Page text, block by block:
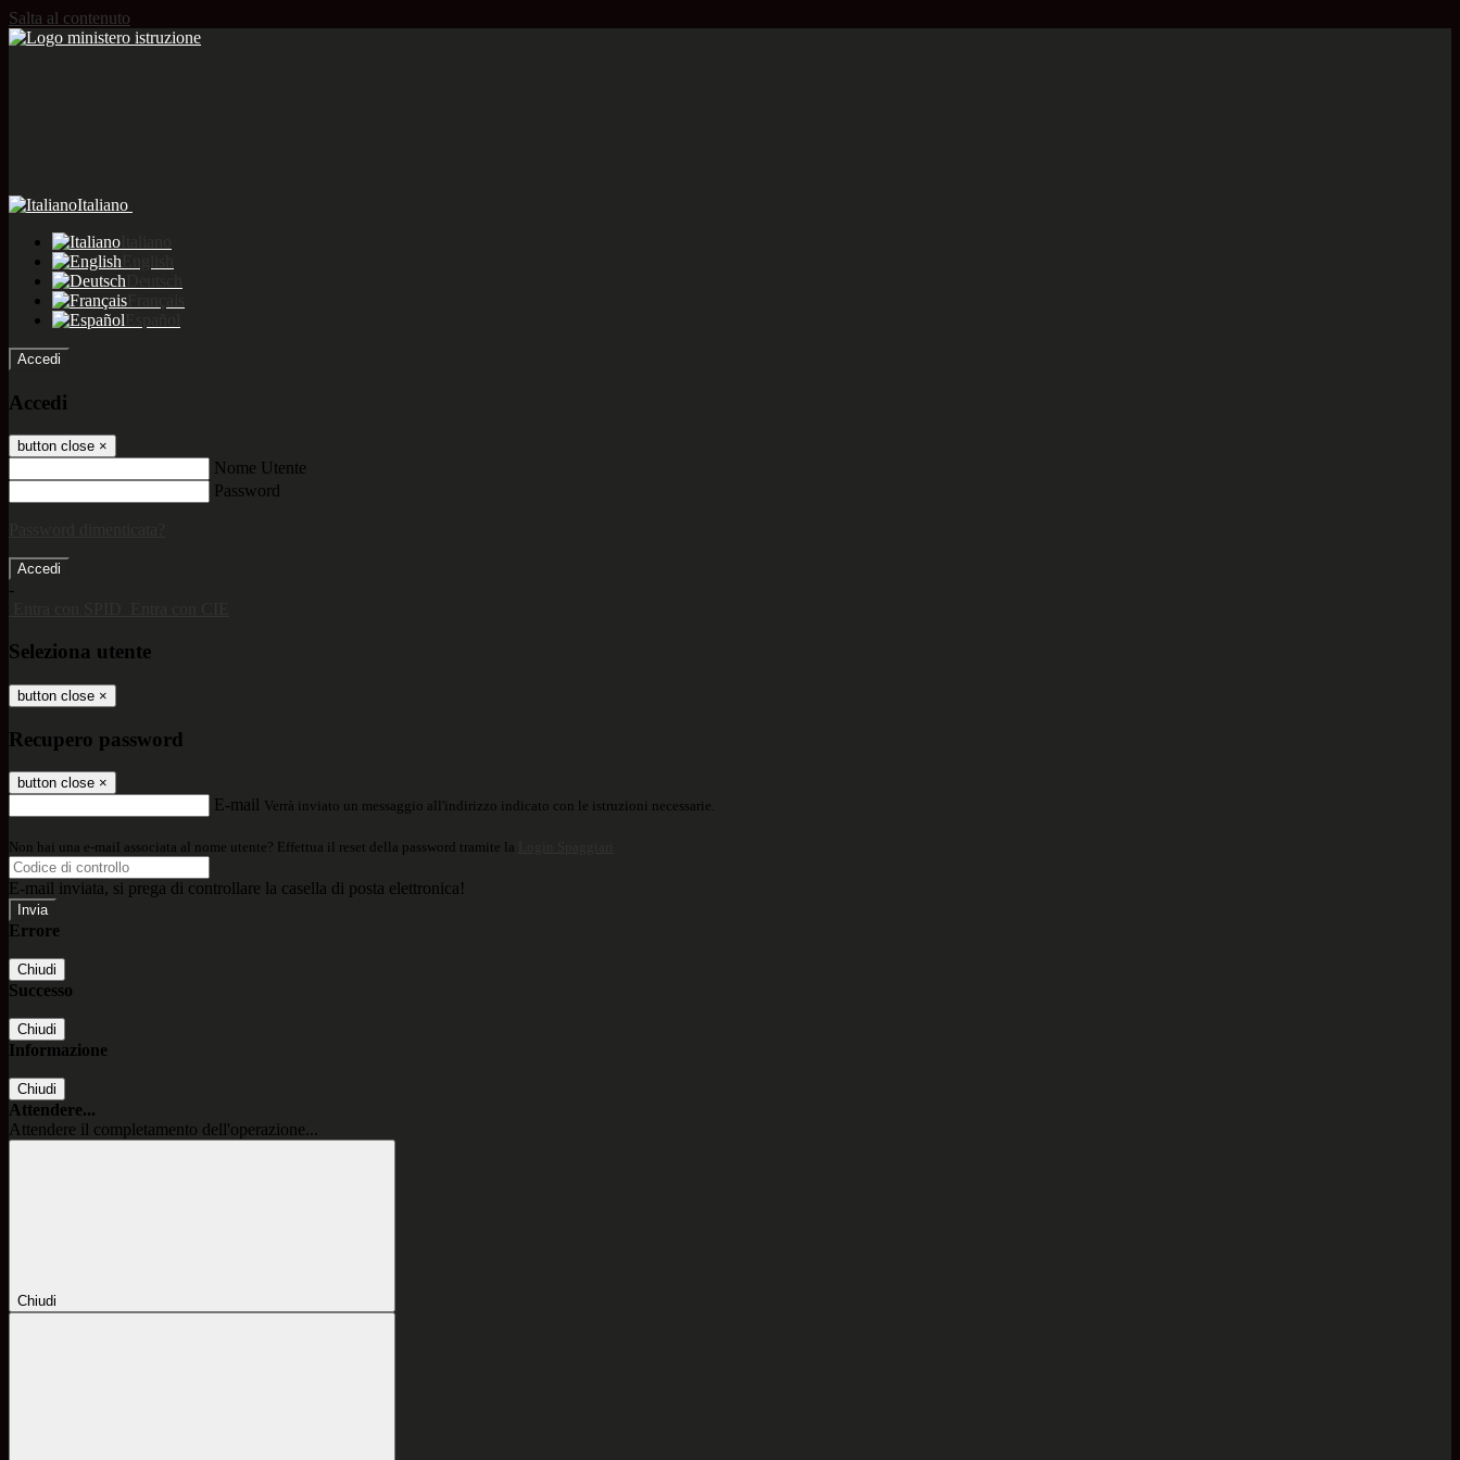
Salta al contenuto
Italiano
Accedi
Accedi
button close ×
Nome Utente
Password
-
Seleziona utente
button close ×
Recupero password
button close ×
E-mail Verrà inviato un messaggio all'indirizzo indicato con le istruzioni necessarie.
Non hai una e-mail associata al nome utente? Effettua il reset della password tramite la
E-mail inviata, si prega di controllare la casella di posta elettronica!
Errore
Chiudi
Successo
Chiudi
Informazione
Chiudi
Attendere...
Attendere il completamento dell'operazione...
Chiudi